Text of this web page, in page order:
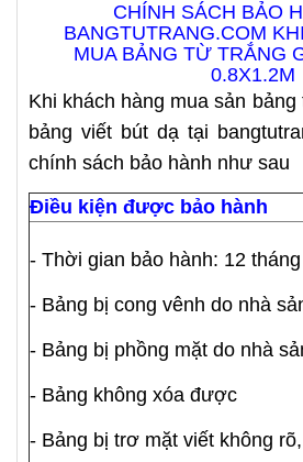
CHÍNH SÁCH BẢO
BANGTUTRANG.COM
MUA BẢNG TỪ TRẮNG
0.8X1.2M
Khi khách hàng mua sản
bảng viết bút dạ tại
chính sách bảo hành như sau
Điều kiện được bảo hành
- Thời gian bảo hành: 12 tháng
- Bảng bị cong vênh do nhà
- Bảng bị phồng mặt do nhà
- Bảng không xóa được
- Bảng bị trơ mặt viết không